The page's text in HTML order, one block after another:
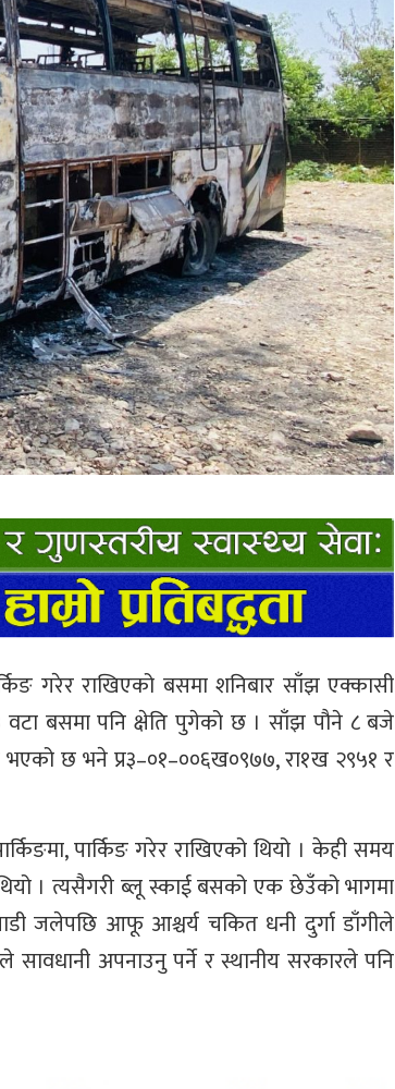
गरेर राखिएको बसमा शनिबार साँझ एक्कासी
बसमा पनि क्षेति पुगेको छ । साँझ पौने ८ बजे
छ भने प्र३–०१–००६ख०९७७, रा१ख २९५१ र
पार्किङ गरेर राखिएको थियो । केही समय
। त्यसैगरी ब्लू स्काई बसको एक छेउँको भागमा
जलेपछि आफू आश्चर्य चकित धनी दुर्गा डाँगीले
अपनाउनु पर्ने र स्थानीय सरकारले पनि